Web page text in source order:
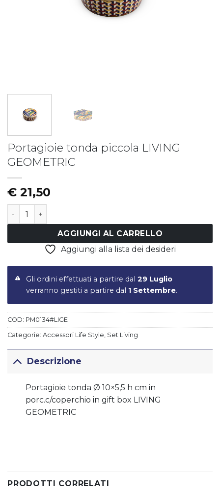
Piatto fondo LIBERTY
Portagioie tonda piccola LIVING
GEOMETRIC
€ 21,50
Portagioie tonda piccola LIVING GEOMETRIC quantità
AGGIUNGI AL CARRELLO
Aggiungi alla lista dei desideri
Gli ordini effettuati a partire dal 29 Luglio
verranno gestiti a partire dal 1 Settembre.
COD: PM0134#LIGE
Categorie: Accessori Life Style Set Living
Descrizione
Portagioie tonda Ø 10×5,5 h cm in
porc.c/coperchio in gift box LIVING
GEOMETRIC
PRODOTTI CORRELATI